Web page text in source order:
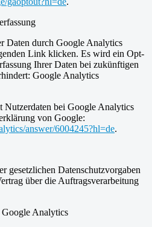
Daten durch Google Analytics
Link klicken. Es wird ein Opt-
Ihrer Daten bei zukünftigen
Google Analytics
Nutzerdaten bei Google Analytics
von Google:
answer/6004245?hl=de.
gesetzlichen Datenschutzvorgaben
über die Auftragsverarbeitung
Analytics